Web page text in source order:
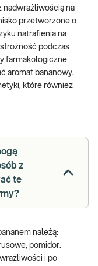
nadwrażliwością na
przetworzone o
natrafienia na
podczas
farmakologiczne
aromat bananowy.
które również
z
te
należą:
pomidor.
i po